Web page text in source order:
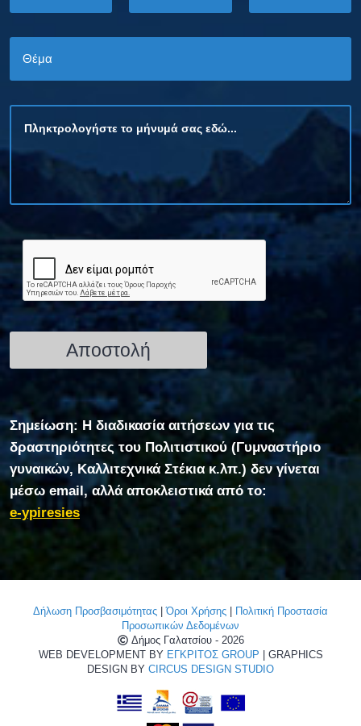
Σημείωση: Η διαδικασία αιτήσεων για τις
δραστηριότητες του Πολιτιστικού (Γυμναστήριο
γυναικών, Καλλιτεχνικά Στέκια κ.λπ.) δεν γίνεται
μέσω email, αλλά αποκλειστικά από το:
e-ypiresies
Δήλωση Προσβασιμότητας |Όροι Χρήσης
Πολιτική Προστασία
Προσωπικών Δεδομένων
Δήμος Γαλατσίου - 2026
WEB DEVELOPMENT BY ΕΓΚΡΙΤΟΣ GROUP | GRAPHICS
DESIGN BY CIRCUS DESIGN STUDIO